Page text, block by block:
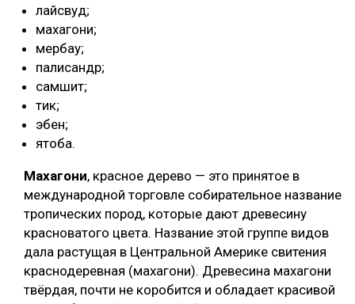
лайсвуд;
махагони;
мербау;
палисандр;
самшит;
тик;
эбен;
ятоба.
Махагони, красное дерево — это принятое в
международной торговле собирательное название
тропических пород, которые дают древесину
красноватого цвета. Название этой группе видов
дала растущая в Центральной Америке свитения
краснодеревная (махагони). Древесина махагони
твёрдая, почти не коробится и обладает красивой